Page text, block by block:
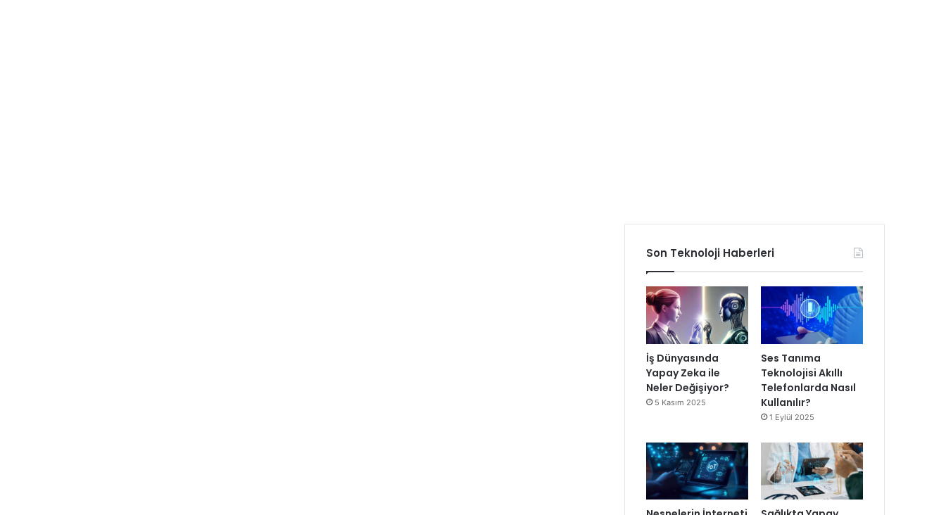
Son Teknoloji Haberleri
İş Dünyasında
Yapay Zeka ile
Neler Değişiyor?
5 Kasım 2025
Ses Tanıma
Teknolojisi Akıllı
Telefonlarda Nasıl
Kullanılır?
1 Eylül 2025